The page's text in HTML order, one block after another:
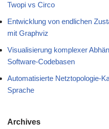
Twopi vs Circo
Entwicklung von endlichen
mit Graphviz
Visualisierung komplexer
Software-Codebasen
Automatisierte Netztopologie-
Sprache
Archives